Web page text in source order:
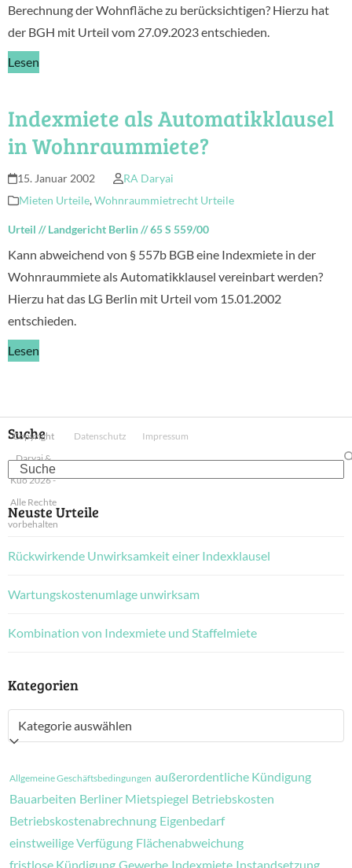
Berechnung der Wohnfläche zu berücksichtigen? Hierzu hat
der BGH mit Urteil vom 27.09.2023 entschieden.
Lesen
Indexmiete als Automatikklausel
in Wohnraummiete?
15. Januar 2002
RA Daryai
Mieten Urteile, Wohnraummietrecht Urteile
Urteil //Landgericht Berlin//65 S 559/00
Kann abweichend von § 557b BGB eine Indexmiete in der
Wohnraummiete als Automatikklausel vereinbart werden?
Hierzu hat das LG Berlin mit Urteil vom 15.01.2002
entschieden.
Lesen
Suche
Search
Neuste Urteile
Rückwirkende Unwirksamkeit einer Indexklausel
Wartungskostenumlage unwirksam
Kombination von Indexmiete und Staffelmiete
Kategorien
Kategorien
Allgemeine Geschäftsbedingungen außerordentliche Kündigung
Bauarbeiten Berliner Mietspiegel Betriebskosten
Betriebskostenabrechnung Eigenbedarf
einstweilige Verfügung Flächenabweichung
fristlose Kündigung Gewerbe Indexmiete Instandsetzung
Copyright
Daryai &
Kuo 2026 -
Alle Rechte
vorbehalten
Datenschutz Impressum